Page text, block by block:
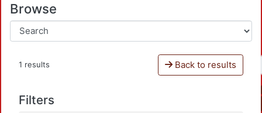
Browse
1 results Back to results
Filters